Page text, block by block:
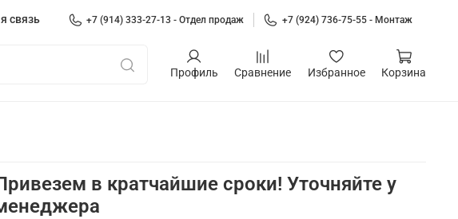
связь +7 (914) 333-27-13 - Отдел продаж +7 (924) 736-75-55 - Монтаж
Профиль Сравнение Избранное Корзина
в кратчайшие сроки! Уточняйте у